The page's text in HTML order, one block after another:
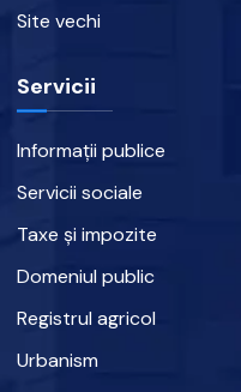
Site vechi
Servicii
Informații publice
Servicii sociale
Taxe și impozite
Domeniul public
Registrul agricol
Urbanism